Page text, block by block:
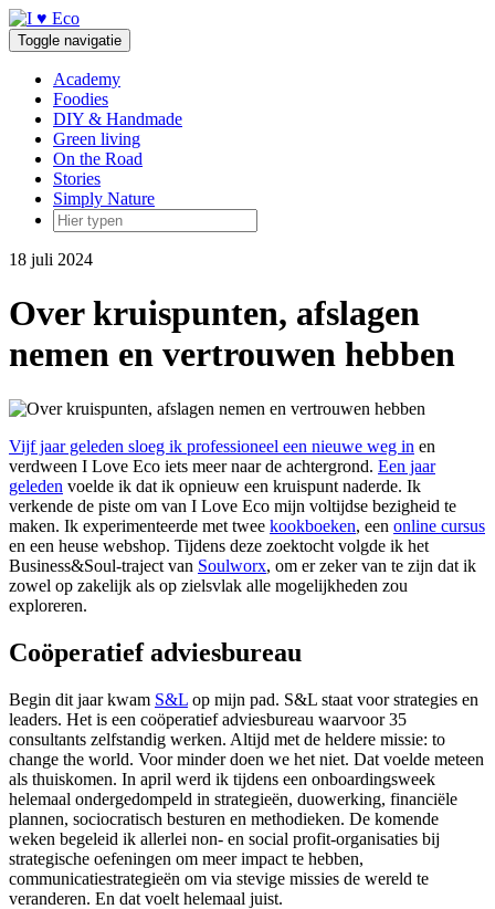
Doorgaan
naar
inhoud
Toggle navigatie
Academy
Foodies
DIY & Handmade
Green living
On the Road
Stories
Simply Nature
18 juli 2024
Over kruispunten, afslagen
nemen en vertrouwen hebben
Vijf jaar geleden sloeg ik professioneel een nieuwe weg in en
verdween I Love Eco iets meer naar de achtergrond. Een jaar
geleden voelde ik dat ik opnieuw een kruispunt naderde. Ik
verkende de piste om van I Love Eco mijn voltijdse bezigheid te
maken. Ik experimenteerde met twee kookboeken, een online cursus
en een heuse webshop. Tijdens deze zoektocht volgde ik het
Business&Soul-traject van Soulworx, om er zeker van te zijn dat ik
zowel op zakelijk als op zielsvlak alle mogelijkheden zou
exploreren.
Coöperatief adviesbureau
Begin dit jaar kwam S&L op mijn pad. S&L staat voor strategies en
leaders. Het is een coöperatief adviesbureau waarvoor 35
consultants zelfstandig werken. Altijd met de heldere missie: to
change the world. Voor minder doen we het niet. Dat voelde meteen
als thuiskomen. In april werd ik tijdens een onboardingsweek
helemaal ondergedompeld in strategieën, duowerking, financiële
plannen, sociocratisch besturen en methodieken. De komende
weken begeleid ik allerlei non- en social profit-organisaties bij
strategische oefeningen om meer impact te hebben,
communicatiestrategieën om via stevige missies de wereld te
veranderen. En dat voelt helemaal juist.